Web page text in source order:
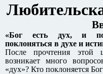
«Бог есть дух, и
поклоняться в духе и
После прочтения
возникает много
«дух»? Кто поклоняется